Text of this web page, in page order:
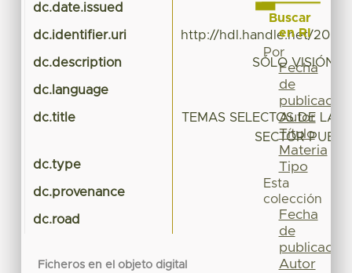
dc.date.issued
dc.identifier.uri http://hdl.handle.net/
dc.description SÓLO VISIÓN
dc.language
dc.title
TEMAS SELECTOS DE LA
SECTOR
dc.type
dc.provenance
dc.road
Ficheros en el objeto digital
Buscar
en RI
Por
Fecha
de
publicación
Autor
Título
Materia
Tipo
Esta
colección
Fecha
de
publicación
Autor